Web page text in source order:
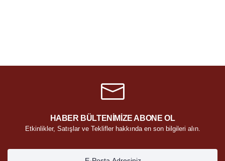
HABER BÜLTENİMİZE ABONE OL
Etkinlikler, Satışlar ve Teklifler hakkında en son bilgileri alın.